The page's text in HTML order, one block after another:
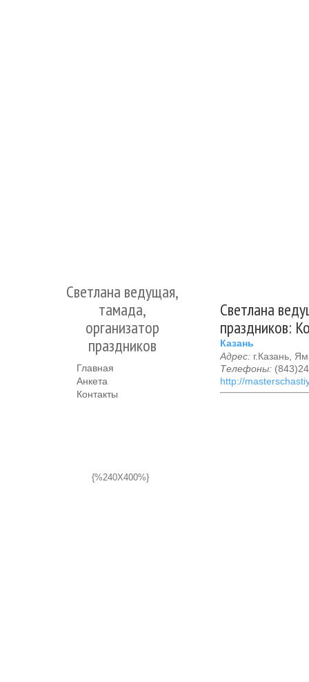
Светлана ведущая,
тамада,
организатор
праздников
Главная
Анкета
Контакты
{%240X400%}
Светлана
праздников:
Казань
Адрес: г.Казань,
Телефоны:
http://